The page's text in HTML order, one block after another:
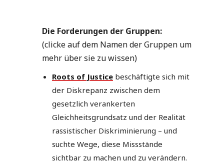
Die Forderungen der Gruppen:
(clicke auf dem Namen der Gruppen um
mehr über sie zu wissen)
Roots of Justice beschäftigte sich mit
der Diskrepanz zwischen dem
gesetzlich verankerten
Gleichheitsgrundsatz und der Realität
rassistischer Diskriminierung – und
suchte Wege, diese Missstände
sichtbar zu machen und zu verändern.